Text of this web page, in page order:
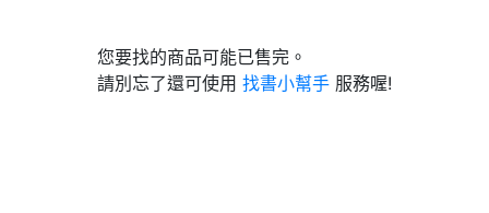
您要找的商品可能已售完。
請別忘了還可使用 找書小幫手 服務喔!